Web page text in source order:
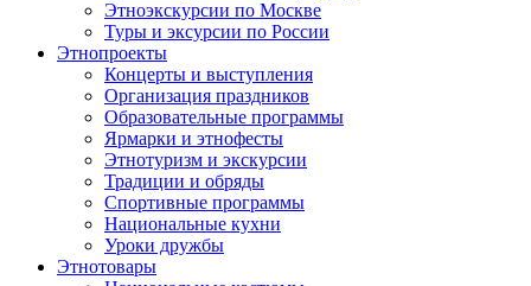
Этноэкскурсии по Москве
Туры и эксурсии по России
Этнопроекты
Концерты и выступления
Организация праздников
Образовательные программы
Ярмарки и этнофесты
Этнотуризм и экскурсии
Традиции и обряды
Спортивные программы
Национальные кухни
Уроки дружбы
Этнотовары